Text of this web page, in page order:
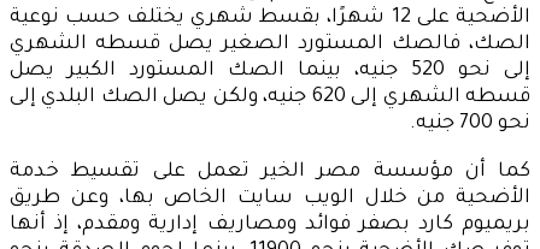
الأضحية على 12 شهرًا، بقسط شهري يختلف حسب نوعية
الصك، فالصك المستورد الصغير يصل قسطه الشهري
إلى نحو 520 جنيه، بينما الصك المستورد الكبير يصل
قسطه الشهري إلى 620 جنيه، ولكن يصل الصك البلدي إلى
نحو 700 جنيه.
كما أن مؤسسة مصر الخير تعمل على تقسيط خدمة
الأضحية من خلال الويب سايت الخاص بها، وعن طريق
بريميوم كارد بصفر فوائد ومصاريف إدارية ومقدم، إذ أنها